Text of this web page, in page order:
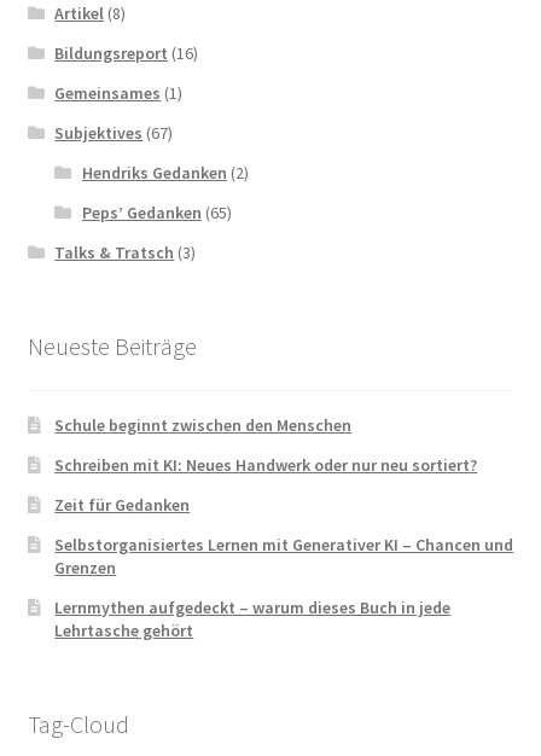
Artikel (8)
Bildungsreport (16)
Gemeinsames (1)
Subjektives (67)
Hendriks Gedanken (2)
Peps’ Gedanken (65)
Talks & Tratsch (3)
Neueste Beiträge
Schule beginnt zwischen den Menschen
Schreiben mit KI: Neues Handwerk oder nur neu sortiert?
Zeit für Gedanken
Selbstorganisiertes Lernen mit Generativer KI – Chancen und
Grenzen
Lernmythen aufgedeckt – warum dieses Buch in jede
Lehrtasche gehört
Tag-Cloud